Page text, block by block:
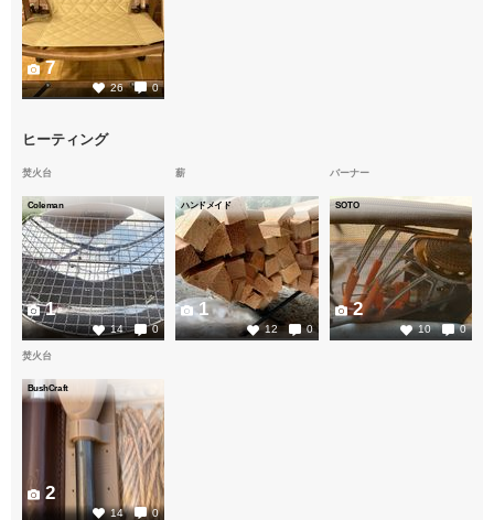
26 0
7
ヒーティング
焚火台
Coleman
14 0
1
薪
ハンドメイド
12 0
1
バーナー
SOTO
10 0
2
焚火台
BushCraft
14 0
2